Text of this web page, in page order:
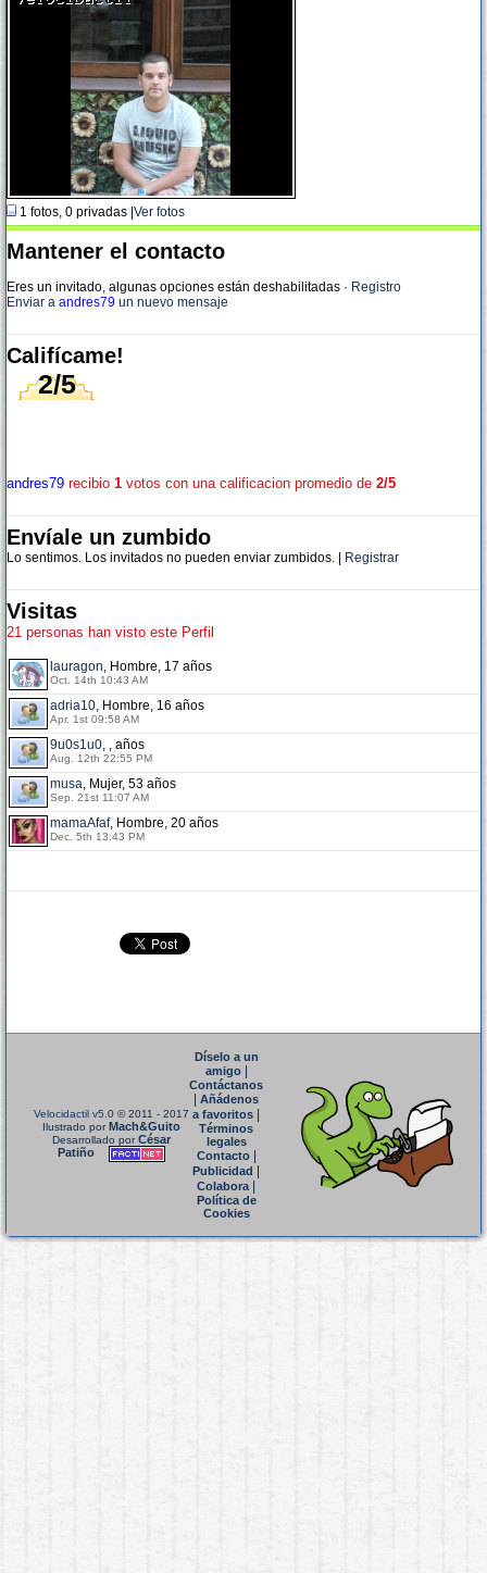
1 fotos, 0 privadas | Ver fotos
Mantener el contacto
Eres un invitado, algunas opciones están deshabilitadas · Registro
Enviar a andres79 un nuevo mensaje
Califícame!
2/5
andres79 recibio 1 votos con una calificacion promedio de 2/5
Envíale un zumbido
Lo sentimos. Los invitados no pueden enviar zumbidos. | Registrar
Visitas
21 personas han visto este Perfil
lauragon, Hombre, 17 años
Oct. 14th 10:43 AM
adria10, Hombre, 16 años
Apr. 1st 09:58 AM
9u0s1u0, , años
Aug. 12th 22:55 PM
musa, Mujer, 53 años
Sep. 21st 11:07 AM
mamaAfaf, Hombre, 20 años
Dec. 5th 13:43 PM
Velocidactil v5.0 © 2011 - 2017
Ilustrado porMach&Guito
Desarrollado porCésar
Patiño
Díselo a un
amigo|
Contáctanos
Añádenos
a favoritos
Términos
legales
Contacto|
Publicidad
Colabora|
Política de
Cookies